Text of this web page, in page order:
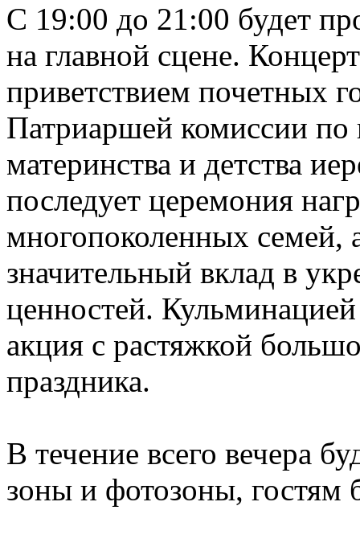
С 19:00 до 21:00 будет
на главной сцене.
приветствием почетных
Патриаршей комиссии
материнства и детства
последует церемония
многопоколенных семей,
значительный вклад в
ценностей. Кульминацией
акция с растяжкой
праздника.
В течение всего вечера
зоны и фотозоны, гостям